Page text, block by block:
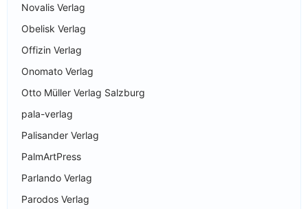
Novalis Verlag
Obelisk Verlag
Offizin Verlag
Onomato Verlag
Otto Müller Verlag Salzburg
pala-verlag
Palisander Verlag
PalmArtPress
Parlando Verlag
Parodos Verlag